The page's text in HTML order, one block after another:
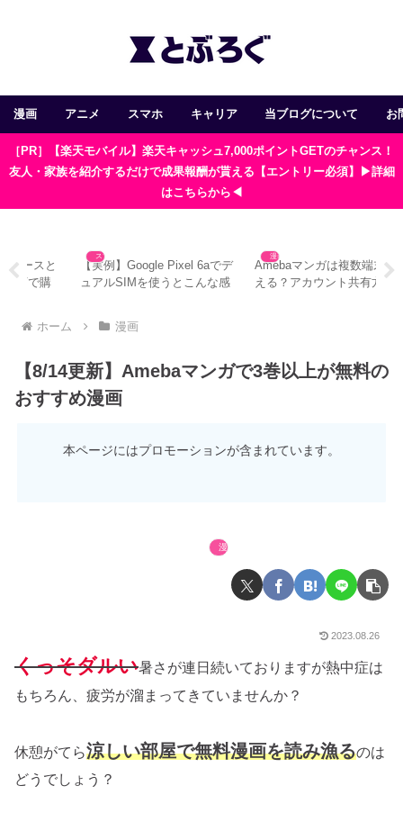
漫画 アニメ スマホ キャリア 当ブログについて お
［PR］【楽天モバイル】楽天キャッシュ7,000ポイントGETのチャンス！
友人・家族を紹介するだけで成果報酬が貰える【エントリー必須】▶詳細
はこちらから◀
Amebaマンガは複数端末で使
える？アカウント共有方法と
Google Pixel 6aは発熱がスゴ
い！？スッキリ解決した改善
字
い
ホーム
漫画
【8/14更新】Amebaマンガで3巻以上が無料の
おすすめ漫画
本ページにはプロモーションが含まれています。
漫画
2023.08.26
くっそダルい暑さが連日続いておりますが熱中症は
もちろん、疲労が溜まってきていませんか？
休憩がてら涼しい部屋で無料漫画を読み漁るのは
どうでしょう？